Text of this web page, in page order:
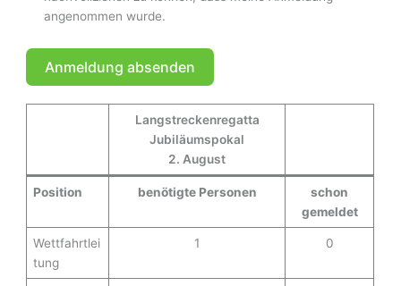
angenommen wurde.
Anmeldung absenden
e
a
Langstreckenregatta
Jubiläumspokal
2. August
Position benötigte Personen
schon
gemeldet
Wettfahrtlei
tung
1 0